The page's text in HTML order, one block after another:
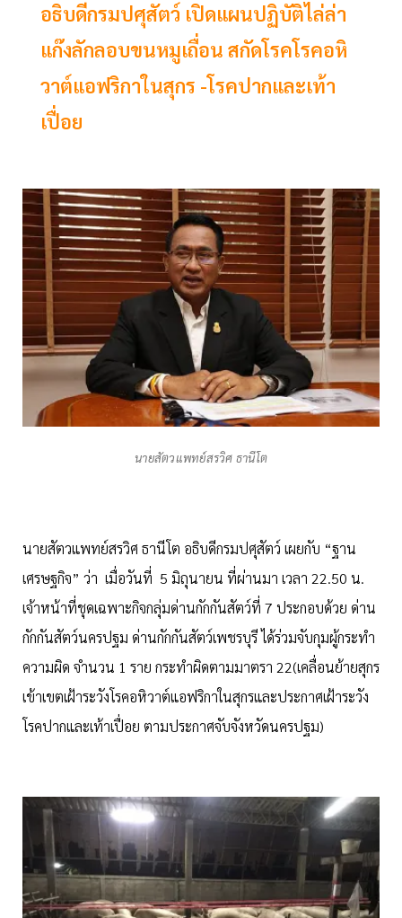
อธิบดีกรมปศุสัตว์ เปิดแผนปฏิบัติไล่ล่า
แก๊งลักลอบขนหมูเถื่อน สกัดโรคโรคอหิ
วาต์แอฟริกาในสุกร -โรคปากและเท้า
เปื่อย
นายสัตวแพทย์สรวิศ ธานีโต
นายสัตวแพทย์สรวิศ ธานีโต อธิบดีกรมปศุสัตว์ เผยกับ “ฐาน
เศรษฐกิจ” ว่า เมื่อวันที่ 5 มิถุนายน ที่ผ่านมา เวลา 22.50 น.
เจ้าหน้าที่ชุดเฉพาะกิจกลุ่มด่านกักกันสัตว์ที่ 7 ประกอบด้วย ด่าน
กักกันสัตว์นครปฐม ด่านกักกันสัตว์เพชรบุรี ได้ร่วมจับกุมผู้กระทำ
ความผิด จำนวน 1 ราย กระทำผิดตามมาตรา 22(เคลื่อนย้ายสุกร
เข้าเขตเฝ้าระวังโรคอหิวาต์แอฟริกาในสุกรและประกาศเฝ้าระวัง
โรคปากและเท้าเปื่อย ตามประกาศจับจังหวัดนครปฐม)